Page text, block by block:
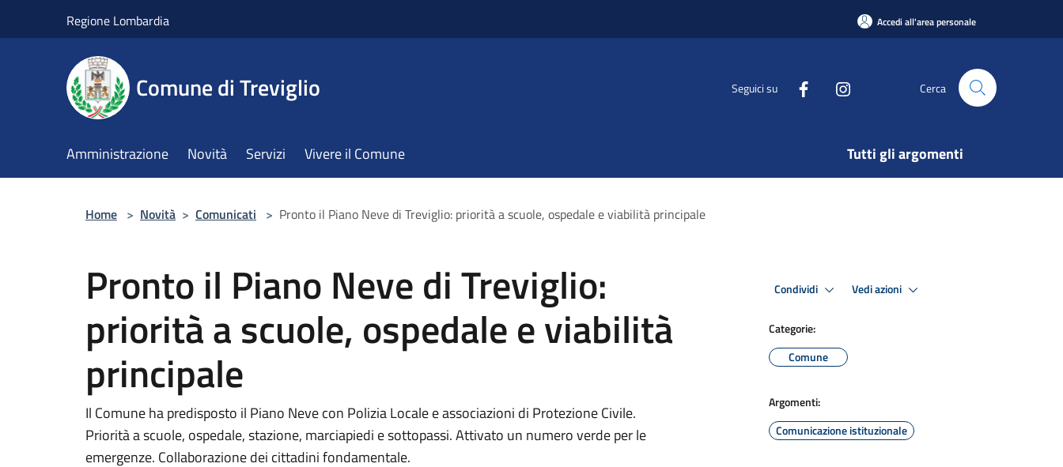
Regione Lombardia Accedi all'area personale
Comune di Treviglio Seguici su Cerca
Amministrazione Novità Servizi Vivere il Comune Tutti gli argomenti
Home > Novità > Comunicati > Pronto il Piano Neve di Treviglio: priorità a scuole, ospedale e viabilità principale
Pronto il Piano Neve di Treviglio:
priorità a scuole, ospedale e viabilità
principale
Il Comune ha predisposto il Piano Neve con Polizia Locale e associazioni di Protezione Civile.
Priorità a scuole, ospedale, stazione, marciapiedi e sottopassi. Attivato un numero verde per le
emergenze. Collaborazione dei cittadini fondamentale.
Condividi Vedi azioni
Categorie:
Comune
Argomenti:
Comunicazione istituzionale